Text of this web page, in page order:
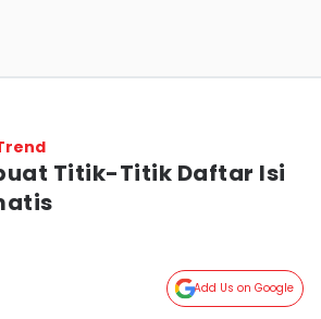
Titik-Titik Daftar Isi
Add Us on Google